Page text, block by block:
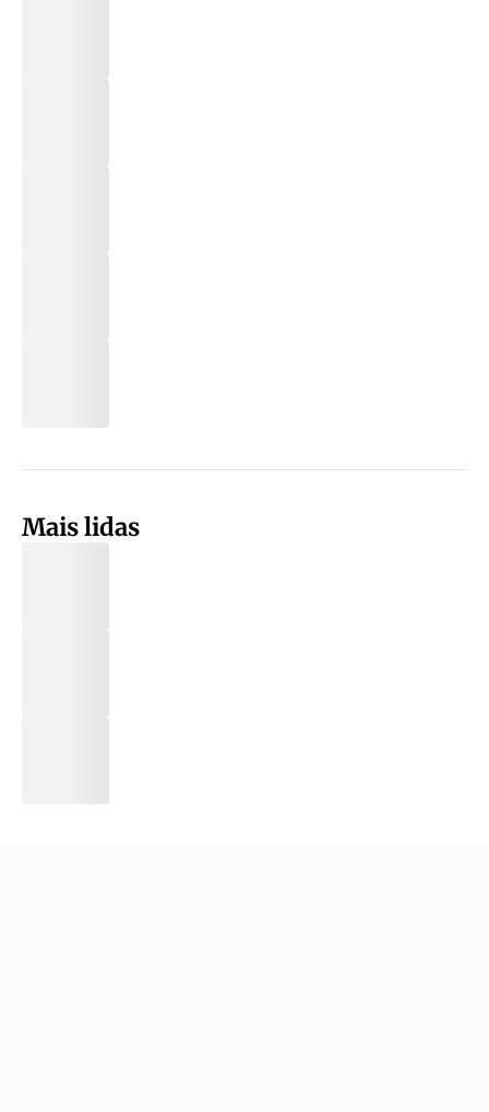
Mais lidas